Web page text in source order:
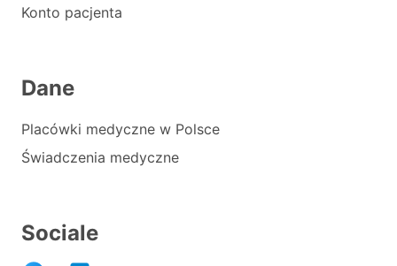
Konto pacjenta
Dane
Placówki medyczne w Polsce
Świadczenia medyczne
Sociale